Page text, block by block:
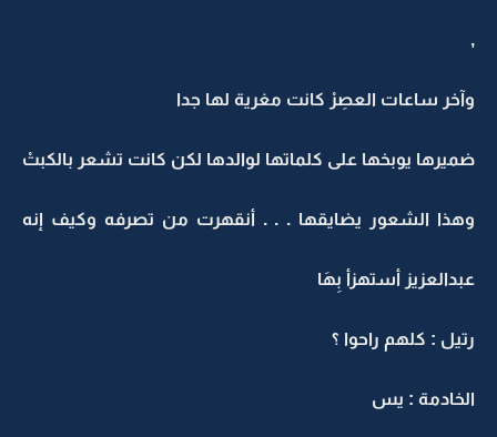
وآخر ساعات العصِرْ كانت مغرية لها جدا
ضميرها يوبخها على كلماتها لوالدها لكن كانت تشعر بالكبتْ
وهذا الشعور يضايقها . . . أنقهرت من تصرفه وكيف إنه
عبدالعزيز أستهزأ بِهَا
رتيل : كلهم راحوا ؟
الخادمة : يس